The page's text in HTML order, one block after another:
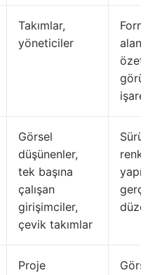
Takımlar,
yöneticiler
özet/
Görsel
düşünenler,
tek başına
çalışan
girişimciler,
çevik takımlar
renk
Proje